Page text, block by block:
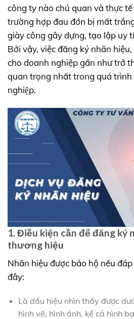
công ty nào chủ quan và thực
trường hợp đau đớn bị mất
giày công gây dựng, tạo lập uy
Bởi vậy, việc đăng ký nhãn
cho doanh nghiệp gần như trở
quan trọng nhất trong quá
nghiệp.
1. Điều kiện cần để đăng ký
thương hiệu
Nhãn hiệu được bảo hộ nếu
đây:
Là dấu hiệu nhìn thấy được
hình vẽ, hình ảnh, kể cả hình